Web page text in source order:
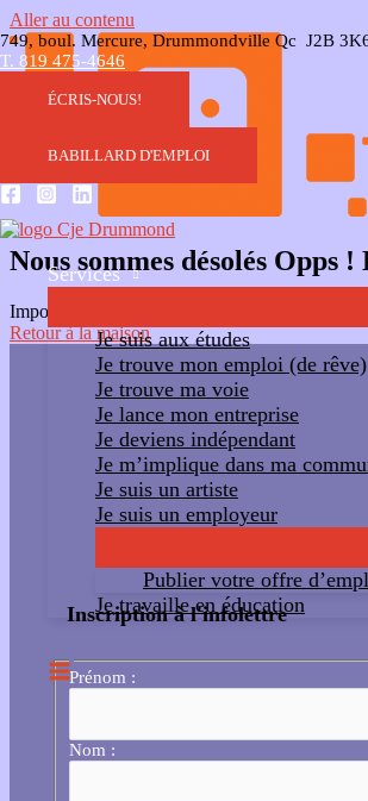
Aller au contenu
749, boul. Mercure, Drummondville Qc J2B
T. 819 475-4646
ÉCRIS-NOUS!
BABILLARD D'EMPLOI
Services
Je suis aux études
Je trouve mon emploi (de rêve)
Je trouve ma voie
Je lance mon entreprise
Je deviens indépendant
Je m’implique dans ma
Je suis un artiste
Je suis un employeur
Publier votre offre
Je travaille en éducation
Nous sommes désolés Opps
Impossible d'accéder au lien. Le travail a
Retour à la maison
Inscription à l'infolettre
Prénom :
Nom :